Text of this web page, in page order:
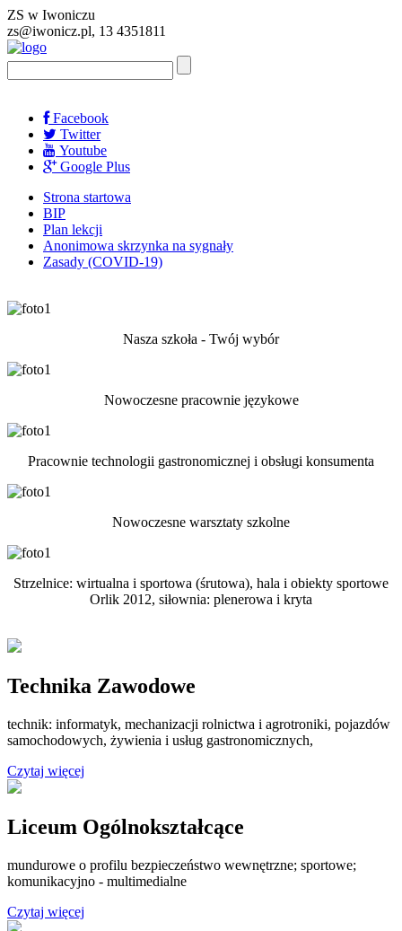
ZS w Iwoniczu
zs@iwonicz.pl, 13 4351811
Facebook
Twitter
Youtube
Google Plus
Strona startowa
BIP
Plan lekcji
Anonimowa skrzynka na sygnały
Zasady (COVID-19)
Nasza szkoła - Twój wybór
Nowoczesne pracownie językowe
Pracownie technologii gastronomicznej i obsługi konsumenta
Nowoczesne warsztaty szkolne
Strzelnice: wirtualna i sportowa (śrutowa), hala i obiekty sportowe
Orlik 2012, siłownia: plenerowa i kryta
Technika Zawodowe
technik: informatyk, mechanizacji rolnictwa i agrotroniki, pojazdów
samochodowych, żywienia i usług gastronomicznych,
Czytaj więcej
Liceum Ogólnokształcące
mundurowe o profilu bezpieczeństwo wewnętrzne; sportowe;
komunikacyjno - multimedialne
Czytaj więcej